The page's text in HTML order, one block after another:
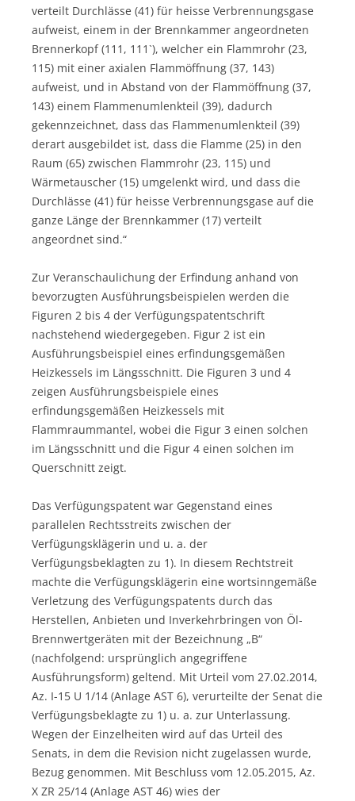
verteilt Durchlässe (41) für heisse Verbrennungsgase
aufweist, einem in der Brennkammer angeordneten
Brennerkopf (111, 111`), welcher ein Flammrohr (23,
115) mit einer axialen Flammöffnung (37, 143)
aufweist, und in Abstand von der Flammöffnung (37,
143) einem Flammenumlenkteil (39), dadurch
gekennzeichnet, dass das Flammenumlenkteil (39)
derart ausgebildet ist, dass die Flamme (25) in den
Raum (65) zwischen Flammrohr (23, 115) und
Wärmetauscher (15) umgelenkt wird, und dass die
Durchlässe (41) für heisse Verbrennungsgase auf die
ganze Länge der Brennkammer (17) verteilt
angeordnet sind.“
Zur Veranschaulichung der Erfindung anhand von
bevorzugten Ausführungsbeispielen werden die
Figuren 2 bis 4 der Verfügungspatentschrift
nachstehend wiedergegeben. Figur 2 ist ein
Ausführungsbeispiel eines erfindungsgemäßen
Heizkessels im Längsschnitt. Die Figuren 3 und 4
zeigen Ausführungsbeispiele eines
erfindungsgemäßen Heizkessels mit
Flammraummantel, wobei die Figur 3 einen solchen
im Längsschnitt und die Figur 4 einen solchen im
Querschnitt zeigt.
Das Verfügungspatent war Gegenstand eines
parallelen Rechtsstreits zwischen der
Verfügungsklägerin und u. a. der
Verfügungsbeklagten zu 1). In diesem Rechtstreit
machte die Verfügungsklägerin eine wortsinngemäße
Verletzung des Verfügungspatents durch das
Herstellen, Anbieten und Inverkehrbringen von Öl-
Brennwertgeräten mit der Bezeichnung „B“
(nachfolgend: ursprünglich angegriffene
Ausführungsform) geltend. Mit Urteil vom 27.02.2014,
Az. I-15 U 1/14 (Anlage AST 6), verurteilte der Senat die
Verfügungsbeklagte zu 1) u. a. zur Unterlassung.
Wegen der Einzelheiten wird auf das Urteil des
Senats, in dem die Revision nicht zugelassen wurde,
Bezug genommen. Mit Beschluss vom 12.05.2015, Az.
X ZR 25/14 (Anlage AST 46) wies der